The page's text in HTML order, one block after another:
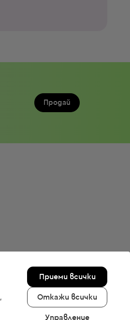
Продай
Приеми всички
Откажи всички
Управление